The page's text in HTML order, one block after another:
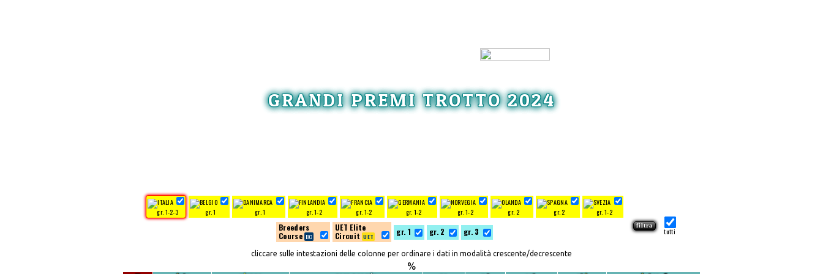
GRANDI PREMI TROTTO 2024
gr. 1-2-3 gr. 1 gr. 1 gr. 1-2 gr. 1-2 gr. 1-2 gr. 1-2 gr. 2 gr. 2 gr. 1-2
Breeders
Course
UET Elite
Circuit
gr. 1 gr. 2 gr. 3 tutti
cliccare sulle intestazioni delle colonne per ordinare i dati in modalità crescente/decrescente
%